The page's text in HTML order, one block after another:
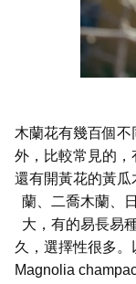
木蘭花有幾百個
外，比較常見的，
還有開黃花的黃
蘭、二喬木蘭、
大，有的易長易
久，選擇性很多
Magnolia